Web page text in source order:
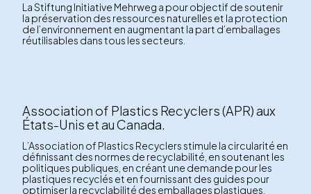
La Stiftung Initiative Mehrweg a pour objectif de soutenir
la préservation des ressources naturelles et la protection
de l’environnement en augmentant la part d’emballages
réutilisables dans tous les secteurs.
Association of Plastics Recyclers (APR) aux
États-Unis et au Canada.
L’Association of Plastics Recyclers stimule la circularité en
définissant des normes de recyclabilité, en soutenant les
politiques publiques, en créant une demande pour les
plastiques recyclés et en fournissant des guides pour
optimiser la recyclabilité des emballages plastiques.